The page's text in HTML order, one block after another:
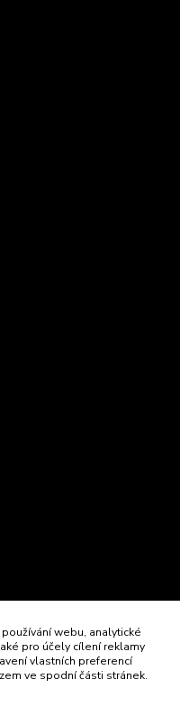
webu, analytické
pro účely cílení reklamy
vlastních preferencí
ve spodní části stránek.